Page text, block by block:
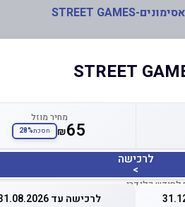
מחיר מוזל
₪65 חסכת28%
לרכישה
>
לרכישה עד 31.08.2026